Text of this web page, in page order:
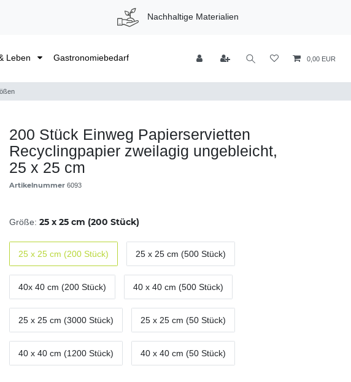
Nachhaltige Materialien
Leben Gastronomiebedarf 0,00 EUR
200 Stück Einweg Papierservietten
Recyclingpapier zweilagig ungebleicht,
25 x 25 cm
Artikelnummer 6093
Größe: 25 x 25 cm (200 Stück)
25 x 25 cm (200 Stück) 25 x 25 cm (500 Stück)
40x 40 cm (200 Stück) 40 x 40 cm (500 Stück)
25 x 25 cm (3000 Stück) 25 x 25 cm (50 Stück)
40 x 40 cm (1200 Stück) 40 x 40 cm (50 Stück)